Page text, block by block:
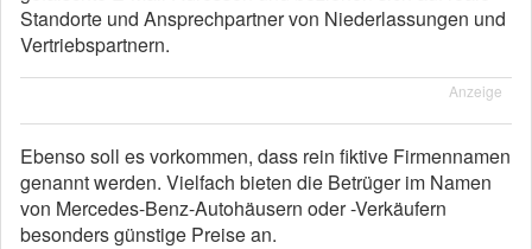
Standorte und Ansprechpartner von Niederlassungen und
Vertriebspartnern.
Anzeige
Ebenso soll es vorkommen, dass rein fiktive Firmennamen
genannt werden. Vielfach bieten die Betrüger im Namen
von Mercedes-Benz-Autohäusern oder -Verkäufern
besonders günstige Preise an.